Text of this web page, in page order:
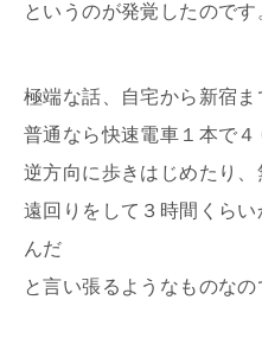
というのが発覚したのです
極端な話、自宅から新宿ま
普通なら快速電車１本で
逆方向に歩きはじめたり
遠回りをして３時間くら
んだ
と言い張るようなものなの